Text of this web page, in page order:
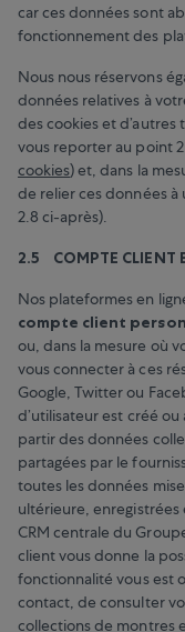
car ces données sont
fonctionnement des
Nous nous réservons
données relatives à
des cookies et d’autres
vous reporter au point
cookies) et, dans la
de relier ces données
2.8 ci-après).
2.5 COMPTE CLIENT
Nos plateformes en
compte client
ou, dans la mesure où
vous connecter à ces
Google, Twitter ou
d’utilisateur est créé
partir des données
partagées par le
toutes les données
ultérieure, enregistrées
CRM centrale du
client vous donne la
fonctionnalité vous est
contact, de consulter
collections de montres